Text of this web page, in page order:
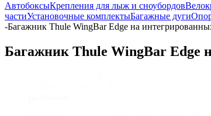
АвтобоксыКрепления для лыж и сноубордов
частиУстановочные комплектыБагажные дуги
-Багажник Thule WingBar Edge на
Багажник Thule WingBar Edge